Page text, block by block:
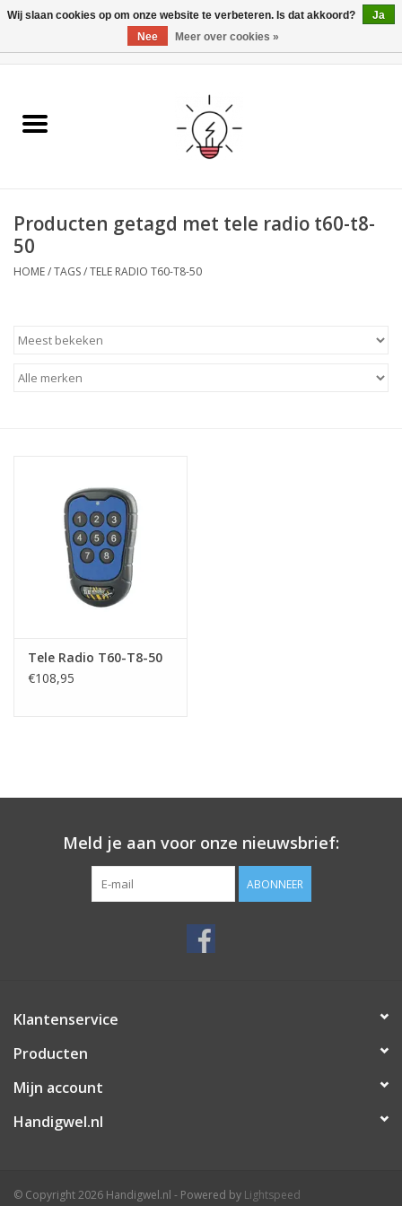
Ismartgate
Handzenders
Producten getagd met tele radio t60-t8-
50
HOME/TAGS/TELE RADIO T60-T8-50
Tele Radio T60-T8-50
€108,95
Meld je aan voor onze nieuwsbrief:
ABONNEER
Klantenservice
Producten
Mijn account
Handigwel.nl
© Copyright 2026 Handigwel.nl - Powered by Lightspeed
Wij slaan cookies op om onze website te verbeteren. Is dat akkoord?
Ja
Nee
Meer over cookies »